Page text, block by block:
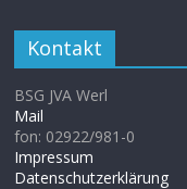
Kontakt
BSG JVA Werl
Mail
fon: 02922/981-0
Impressum
Datenschutzerklärung